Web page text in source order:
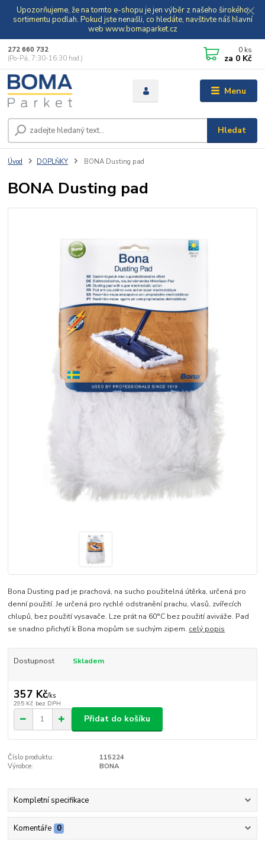
Upozorňujeme, že na tomto e-shopu je jen výběr z našeho širokého
sortimentu podlah. Pokud jste nenašli, co hledáte, navštivte náš hlavní
web www.bomaparket.cz
Menu
Hledat
272 660 732
(Po-Pá, 7:30-16:30 hod.)
0 ks
za 0 Kč
Úvod DOPLŇKY BONA Dusting pad
BONA Dusting pad
Bona Dusting pad je prachová, na sucho použitelná útěrka, určená pro
denní použití. Je určená pro rychlé odstranění prachu, vlasů, zvířecích
chlupů, bez použití vysavače. Lze prát na 60°C bez použití aviváže. Pad
se snadno přichytí k Bona mopům se suchým zipem. celý popis
Dostupnost Skladem
357 Kč/ks
295 Kč bez DPH
Přidat do košíku
Číslo produktu:
115224
Výrobce:
BONA
Kompletní specifikace
Komentáře 0